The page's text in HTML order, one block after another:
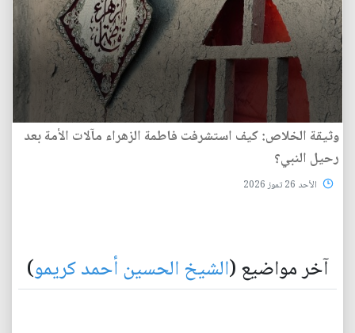
وثيقة الخلاص: كيف استشرفت فاطمة الزهراء مآلات الأمة بعد
رحيل النبي؟
الأحد 26 تموز 2026
آخر مواضيع (الشيخ الحسين أحمد كريمو)